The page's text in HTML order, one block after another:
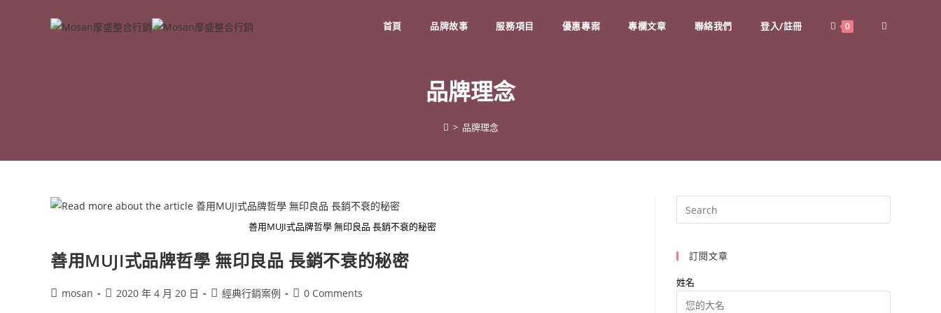
首頁 品牌故事 服務項目 優惠專案 專欄文章 聯絡我們 登入/註冊 0 Toggle
品牌理念
> 品牌理念
善用MUJI式品牌哲學 無印良品 長銷不衰的秘密
善用MUJI式品牌哲學 無印良品 長銷不衰的秘密
Postmosan
Post2020 年 4 月 20 日
Post經典行銷案例
Post0 Comments
訂閱文章
姓名